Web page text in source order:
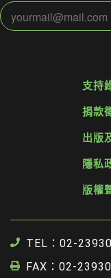
支持
捐款
出版
隱私
版權
TEL：02-
FAX：02-